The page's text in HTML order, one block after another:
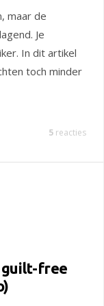
maar de
Je
In dit artikel
toch minder
5 reacties
guilt-free